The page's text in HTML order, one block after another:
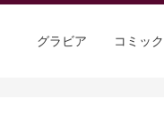
グラビア コミック